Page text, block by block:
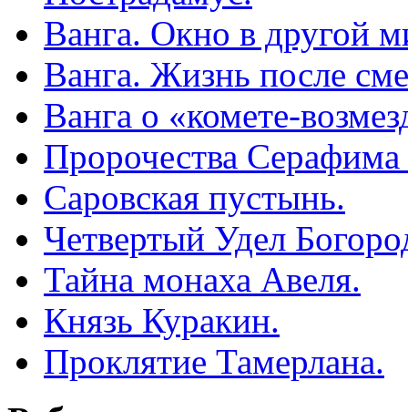
Ванга. Окно в другой
Ванга. Жизнь после
Ванга о «комете-
Пророчества Серафима
Саровская пустынь.
Четвертый Удел
Тайна монаха Авеля.
Князь Куракин.
Проклятие Тамерлана.